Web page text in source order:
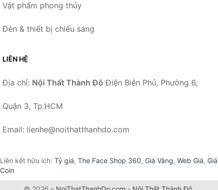
Vật phẩm phong thủy
Đèn & thiết bị chiếu sáng
LIÊN HỆ
Địa chỉ: Nội Thất Thành Đô Điện Biên Phủ, Phường 6,
Quận 3, Tp.HCM
Email: lienhe@noithatthanhdo.com
Liên kết hữu ích: Tỷ giá, The Face Shop 360, Giá Vàng, Web Giá, Giá
Coin